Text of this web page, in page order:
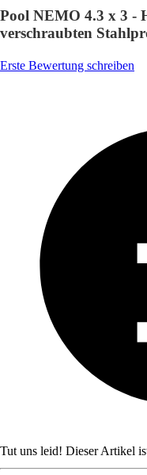
Pool NEMO 4.3 x 3 -
verschraubten
Erste Bewertung schreiben
Tut uns leid! Dieser Artikel